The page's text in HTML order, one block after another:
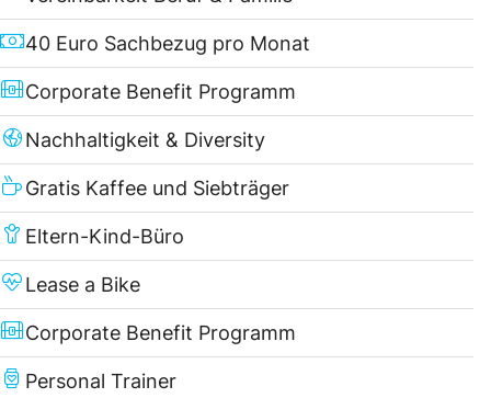
40 Euro Sachbezug pro Monat
Corporate Benefit Programm
Nachhaltigkeit & Diversity
Gratis Kaffee und Siebträger
Eltern-Kind-Büro
Lease a Bike
Corporate Benefit Programm
Personal Trainer